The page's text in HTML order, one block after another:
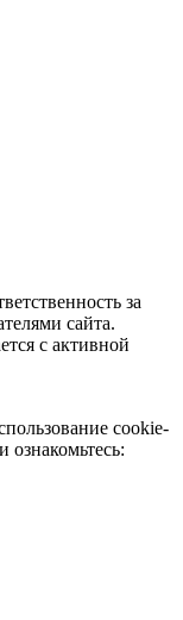
за
сайта.
с активной
cookie-